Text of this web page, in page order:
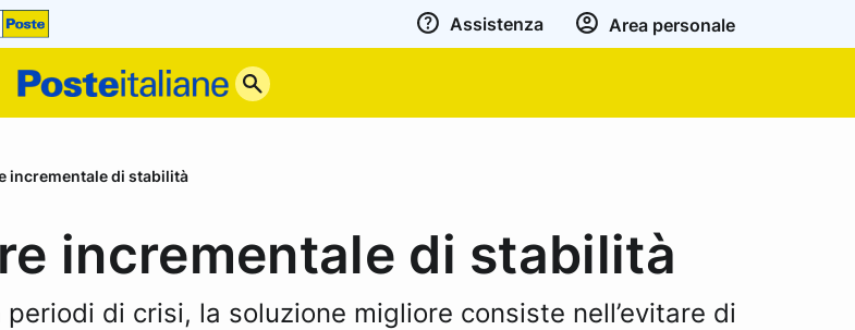
Assistenza Area personale
Poste
Italiane
incrementale di stabilità
incrementale di stabilità
di crisi, la soluzione migliore consiste nell’evitare di